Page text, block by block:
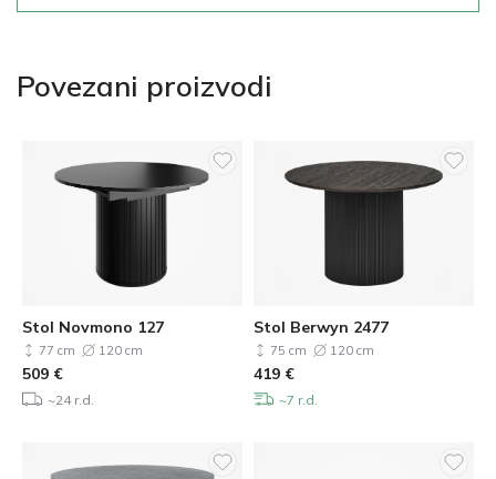
Povezani proizvodi
Stol Novmono 127
77 cm 120 cm
509 €
~24 r.d.
Stol Berwyn 2477
75 cm 120 cm
419 €
~7 r.d.